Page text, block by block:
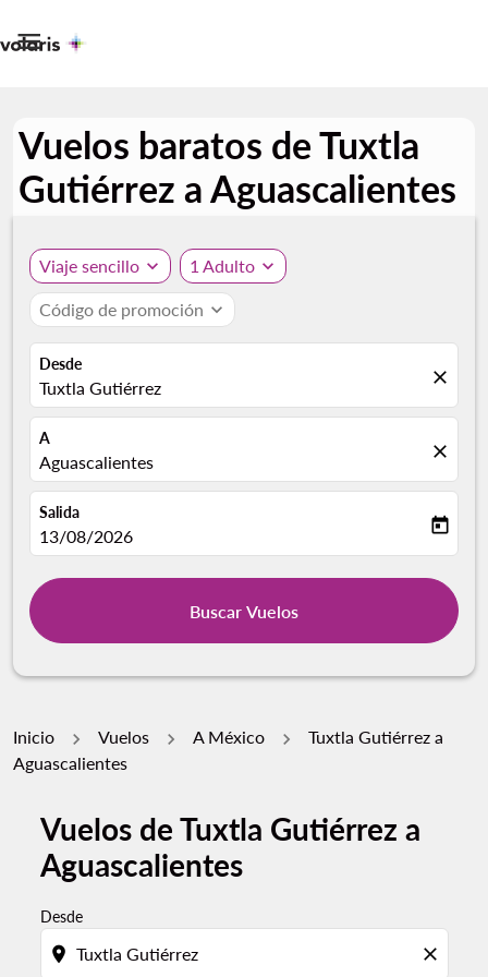

Vuelos baratos de Tuxtla
Gutiérrez a Aguascalientes
Viaje sencillo expand_more 1 Adulto expand_more
Código de promoción expand_more
Desde
Tuxtla Gutiérrez close
A
Aguascalientes close
Salida
fc-booking-departure-date-aria-label
13/08/2026 today
Buscar Vuelos
Inicio Vuelos A México
Tuxtla Gutiérrez a
Aguascalientes
Vuelos de Tuxtla Gutiérrez a
Aguascalientes
Desde
location_on close
Por favor, intente actualizar su ruta (origen y / o